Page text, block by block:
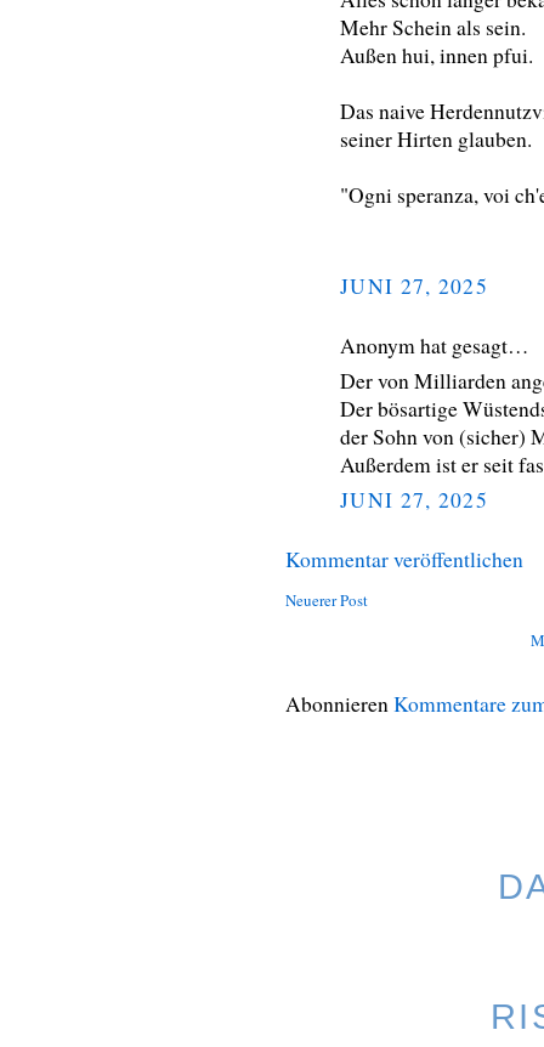
Mehr Schein als sein.
Außen hui, innen pfui.
Das naive
seiner Hirten glauben.
"Ogni speranza, voi
JUNI 27, 2025
Anonym hat gesagt…
Der von Milliarden
Der bösartige
der Sohn von (sicher)
Außerdem ist er seit
JUNI 27, 2025
Kommentar veröffentlichen
Neuerer Post
AbonnierenKommentare